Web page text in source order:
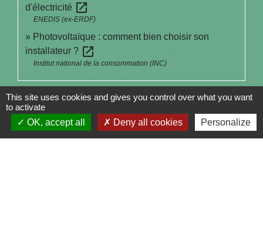
d'électricité open_in_new
ENEDIS (ex-ERDF)
Photovoltaïque : comment bien choisir son
installateur ? open_in_new
Institut national de la consommation (INC)
Signaler une erreur sur cette page
This site uses cookies and gives you control over what you want
to activate
OK, accept all
Deny all cookies Personalize